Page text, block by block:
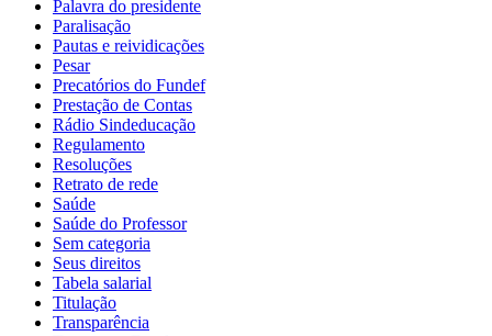
Palavra do presidente
Paralisação
Pautas e reividicações
Pesar
Precatórios do Fundef
Prestação de Contas
Rádio Sindeducação
Regulamento
Resoluções
Retrato de rede
Saúde
Saúde do Professor
Sem categoria
Seus direitos
Tabela salarial
Titulação
Transparência